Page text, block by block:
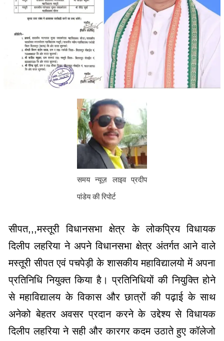
समय न्यूज़ लाइव प्रदीप
पांडेय की रिपोर्ट
सीपत,,,मस्तूरी विधानसभा क्षेत्र के लोकप्रिय विधायक
दिलीप लहरिया ने अपने विधानसभा क्षेत्र अंतर्गत आने वाले
मस्तूरी सीपत एवं पचपेड़ी के शासकीय महाविद्यालयो में अपना
प्रतिनिधि नियुक्त किया है। प्रतिनिधियों की नियुक्ति होने
से महाविद्यालय के विकास और छात्रों की पढ़ाई के साथ
अनेको बेहतर अवसर प्रदान करने के उद्देश्य से विधायक
दिलीप लहरिया ने सही और कारगर कदम उठाते हुए कॉलेजो